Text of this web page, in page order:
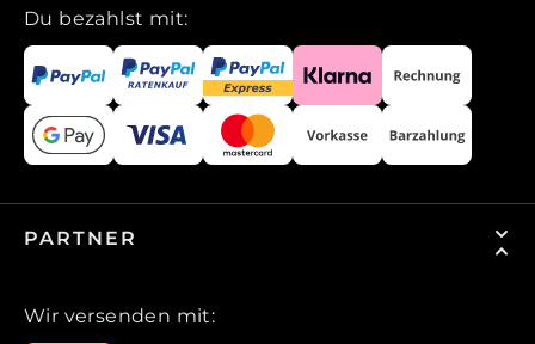
Du bezahlst mit:
PARTNER
Wir versenden mit: